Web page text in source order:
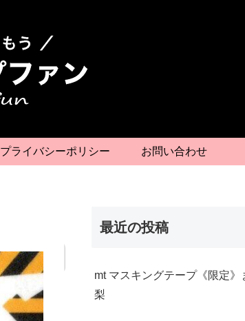
プライバシーポリシー お問い合わせ
最近の投稿
mt マスキングテープ《限定》
梨